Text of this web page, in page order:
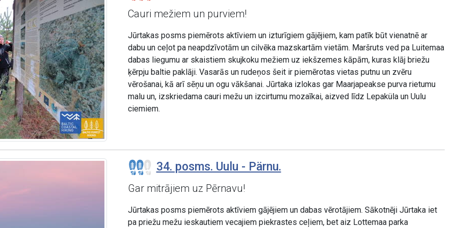
Cauri mežiem un purviem!
Jūrtakas posms piemērots aktīviem un izturīgiem gājējiem, kam patīk būt vienatnē ar
dabu un ceļot pa neapdzīvotām un cilvēka mazskartām vietām. Maršruts ved pa Luitemaa
dabas liegumu ar skaistiem skujkoku mežiem uz iekšzemes kāpām, kuras klāj briežu
ķērpju baltie paklāji. Vasarās un rudeņos šeit ir piemērotas vietas putnu un zvēru
vērošanai, kā arī sēņu un ogu vākšanai. Jūrtaka izlokas gar Maarjapeakse purva rietumu
malu un, izskriedama cauri mežu un izcirtumu mozaīkai, aizved līdz Lepaküla un Uulu
ciemiem.
34. posms. Uulu - Pärnu.
Gar mitrājiem uz Pērnavu!
Jūrtakas posms piemērots aktīviem gājējiem un dabas vērotājiem. Sākotnēji Jūrtaka iet
pa priežu mežu ieskautiem vecajiem piekrastes ceļiem, bet aiz Lottemaa parka